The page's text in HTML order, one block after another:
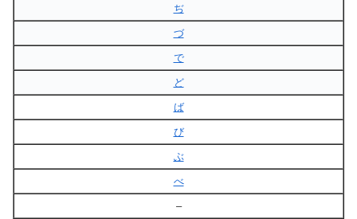
ぢ
づ
で
ど
ば
び
ぶ
べ
–